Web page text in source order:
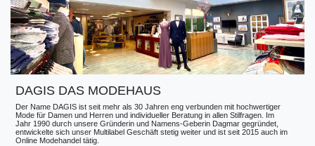
DAGIS DAS MODEHAUS
Der Name DAGIS ist seit mehr als 30 Jahren eng verbunden mit hochwertiger
Mode für Damen und Herren und individueller Beratung in allen Stilfragen. Im
Jahr 1990 durch unsere Gründerin und Namens-Geberin Dagmar gegründet,
entwickelte sich unser Multilabel Geschäft stetig weiter und ist seit 2015 auch im
Online Modehandel tätig.